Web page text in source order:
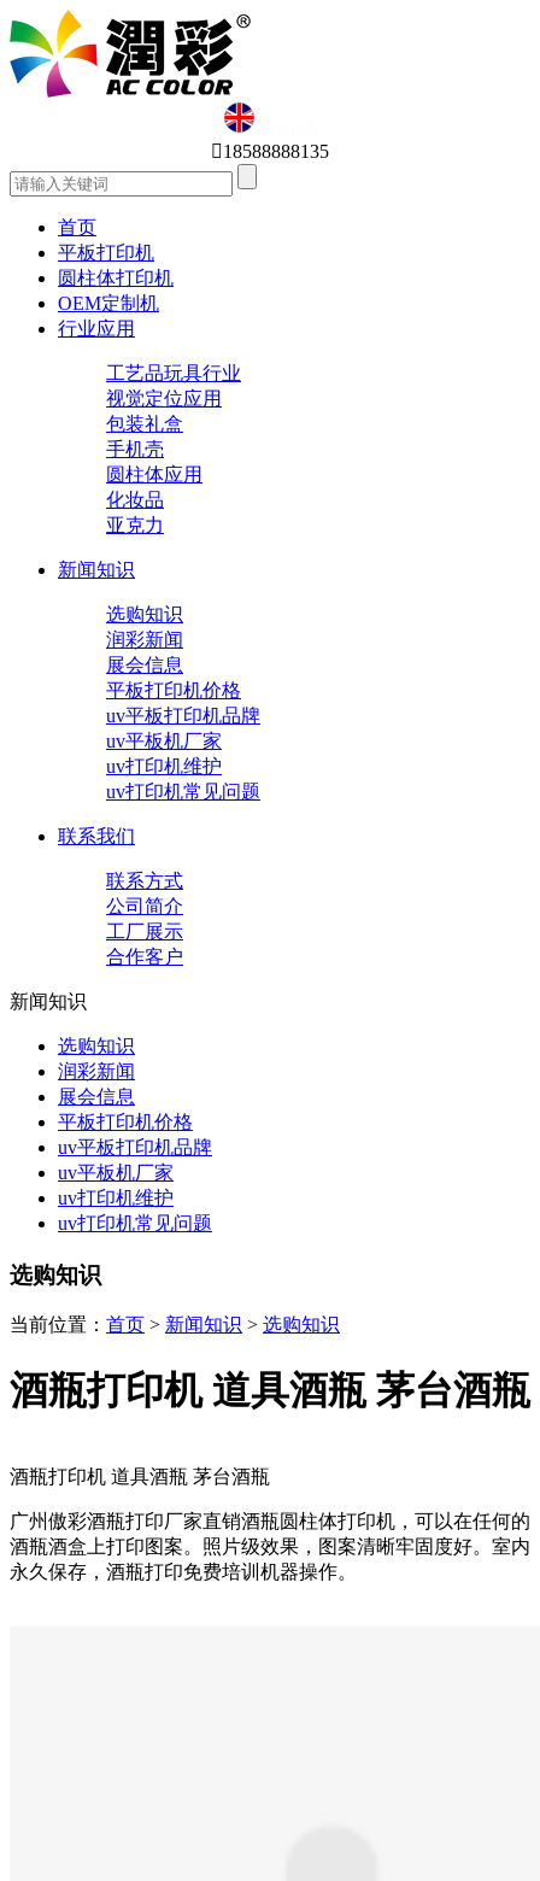
English
18588888135
首页
平板打印机
圆柱体打印机
OEM定制机
行业应用
工艺品玩具行业
视觉定位应用
包装礼盒
手机壳
圆柱体应用
化妆品
亚克力
新闻知识
选购知识
润彩新闻
展会信息
平板打印机价格
uv平板打印机品牌
uv平板机厂家
uv打印机维护
uv打印机常见问题
联系我们
联系方式
公司简介
工厂展示
合作客户
新闻知识
选购知识
润彩新闻
展会信息
平板打印机价格
uv平板打印机品牌
uv平板机厂家
uv打印机维护
uv打印机常见问题
选购知识
当前位置： 首页 > 新闻知识 > 选购知识
酒瓶打印机 道具酒瓶 茅台酒瓶
酒瓶打印机 道具酒瓶 茅台酒瓶
广州傲彩酒瓶打印厂家直销酒瓶圆柱体打印机，可以在任何的
酒瓶酒盒上打印图案。照片级效果，图案清晰牢固度好。室内
永久保存，酒瓶打印免费培训机器操作。